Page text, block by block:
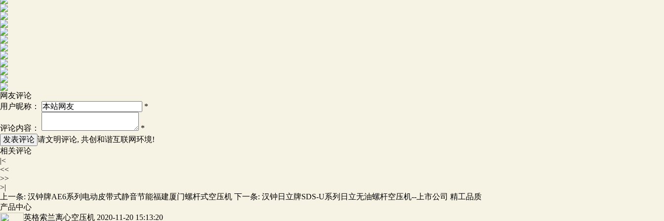
网友评论
用户昵称：
*
评论内容：
*
请文明评论, 共创和谐互联网环境!
相关评论
|<
<<
>>
>|
上一条: 汉钟牌AE6系列电动皮带式静音节能福建厦门螺杆式空压机 下一条: 汉钟日立牌SDS-U系列日立无油螺杆空压机--上市公司 精工品质
产品中心
英格索兰离心空压机 2020-11-20 15:13:20